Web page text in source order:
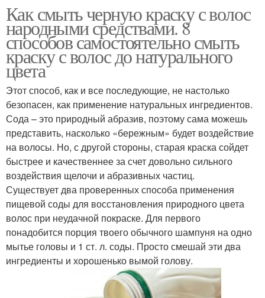
Как смыть черную краску с волос
народными средствами. 8
способов самостоятельно смыть
краску с волос до натурального
цвета
Этот способ, как и все последующие, не настолько
безопасен, как применение натуральных ингредиентов.
Сода – это природный абразив, поэтому сама можешь
представить, насколько «бережным» будет воздействие
на волосы. Но, с другой стороны, старая краска сойдет
быстрее и качественнее за счет довольно сильного
воздействия щелочи и абразивных частиц.
Существует два проверенных способа применения
пищевой соды для восстановления природного цвета
волос при неудачной покраске. Для первого
понадобится порция твоего обычного шампуня на одно
мытье головы и 1 ст. л. соды. Просто смешай эти два
ингредиенты и хорошенько вымой голову.